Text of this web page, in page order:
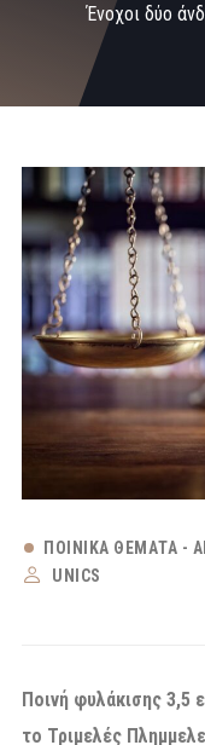
Ένοχοι δύο
ΠΟΙΝΙΚΆ ΘΈΜΑΤΑ -
UNICS
Ποινή φυλάκισης 3,5
το Τριμελές